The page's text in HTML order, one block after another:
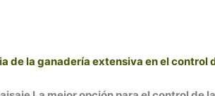
de la ganadería extensiva en el control